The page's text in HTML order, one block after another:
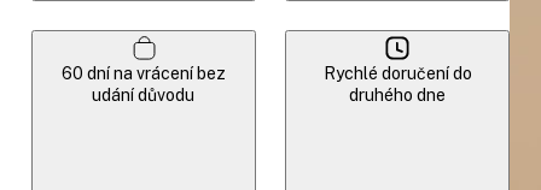
60 dní na vrácení bez
udání důvodu
Rychlé doručení do
druhého dne